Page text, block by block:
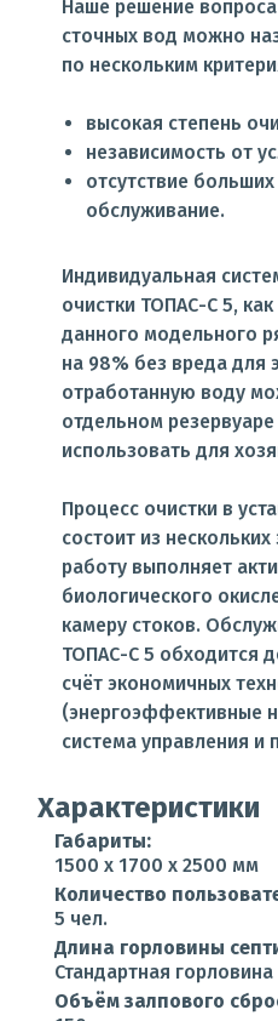
Наше решение
сточных вод можно
по нескольким
высокая степень
независимость от
отсутствие
обслуживание.
Индивидуальная
очистки ТОПАС-С 5,
данного модельного
на 98% без вреда для
отработанную воду
отдельном
использовать для
Процесс очистки в
состоит из
работу выполняет
биологического
камеру стоков.
ТОПАС-С 5 обходится
счёт экономичных
(энергоэффективные
система управления и
Характеристики
Габариты:
1500 x 1700 x 2500 мм
Количество
5 чел.
Длина горловины
Стандартная горловина
Объём залпового